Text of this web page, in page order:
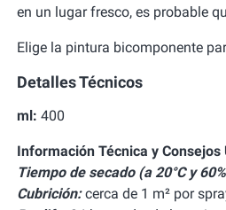
en un lugar fresco, es probable
Elige la pintura bicomponente
Detalles Técnicos
ml: 400
Información Técnica y Consejos
Tiempo de secado (a 20°C y
Cubrición:cerca de 1 m² por